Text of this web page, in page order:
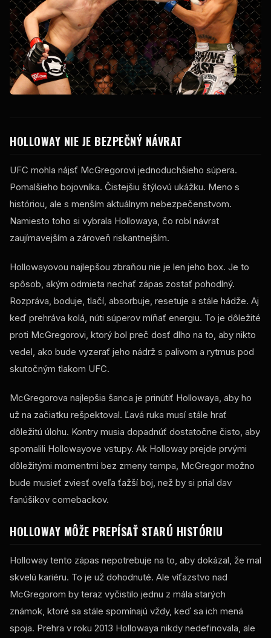
HOLLOWAY NIE JE BEZPEČNÝ NÁVRAT
UFC mohla nájsť McGregorovi jednoduchšieho súpera.
Pomalšieho bojovníka. Čistejšiu štýlovú ukážku. Meno s
históriou, ale s menším aktuálnym nebezpečenstvom.
Namiesto toho si vybrala Hollowaya, čo robí návrat
zaujímavejším a zároveň riskantnejším.
Hollowayovou najlepšou zbraňou nie je len jeho box. Je to
spôsob, akým odmieta nechať zápas zostať pohodlný.
Rozpráva, boduje, tlačí, absorbuje, resetuje a stále hádže. Aj
keď prehráva kolá, núti súperov míňať energiu. To je dôležité
proti McGregorovi, ktorý bol preč dosť dlho na to, aby nikto
vedel, ako bude vyzerať jeho nádrž s palivom a rytmus pod
skutočným tlakom UFC.
McGregorova najlepšia šanca je prinútiť Hollowaya, aby ho
už na začiatku rešpektoval. Ľavá ruka musí stále hrať
dôležitú úlohu. Kontry musia dopadnúť dostatočne čisto, aby
spomalili Hollowayove vstupy. Ak Holloway prejde prvými
dôležitými momentmi bez zmeny tempa, McGregor možno
bude musieť zviesť oveľa ťažší boj, než by si prial dav
fanúšikov comebackov.
HOLLOWAY MÔŽE PREPÍSAŤ STARÚ HISTÓRIU
Holloway tento zápas nepotrebuje na to, aby dokázal, že mal
skvelú kariéru. To je už dohodnuté. Ale víťazstvo nad
McGregorom by teraz vyčistilo jednu z mála starých
známok, ktoré sa stále spomínajú vždy, keď sa ich mená
spoja. Prehra v roku 2013 Hollowaya nikdy nedefinovala, ale